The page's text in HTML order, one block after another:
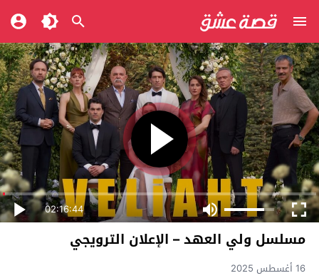
02:16:44
مسلسل ولي العهد – الإعلان الترويجي
16 أغسطس 2025